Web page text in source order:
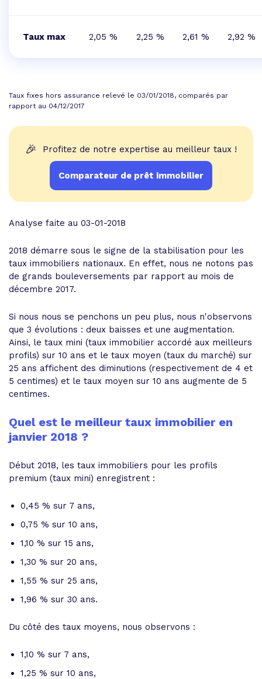
Taux max 2,05 % 2,25 % 2,61 % 2,92 %
Taux fixes hors assurance relevé le 03/01/2018, comparés par
rapport au 04/12/2017
🎉 Profitez de notre expertise au meilleur taux !
Comparateur de prêt immobilier
Analyse faite au 03-01-2018
2018 démarre sous le signe de la stabilisation pour les
taux immobiliers nationaux. En effet, nous ne notons pas
de grands bouleversements par rapport au mois de
décembre 2017.
Si nous nous se penchons un peu plus, nous n'observons
que 3 évolutions : deux baisses et une augmentation.
Ainsi, le taux mini (taux immobilier accordé aux meilleurs
profils) sur 10 ans et le taux moyen (taux du marché) sur
25 ans affichent des diminutions (respectivement de 4 et
5 centimes) et le taux moyen sur 10 ans augmente de 5
centimes.
Quel est le meilleur taux immobilier en
janvier 2018 ?
Début 2018, les taux immobiliers pour les profils
premium (taux mini) enregistrent :
0,45 % sur 7 ans,
0,75 % sur 10 ans,
1,10 % sur 15 ans,
1,30 % sur 20 ans,
1,55 % sur 25 ans,
1,96 % sur 30 ans.
Du côté des taux moyens, nous observons :
1,10 % sur 7 ans,
1,25 % sur 10 ans,